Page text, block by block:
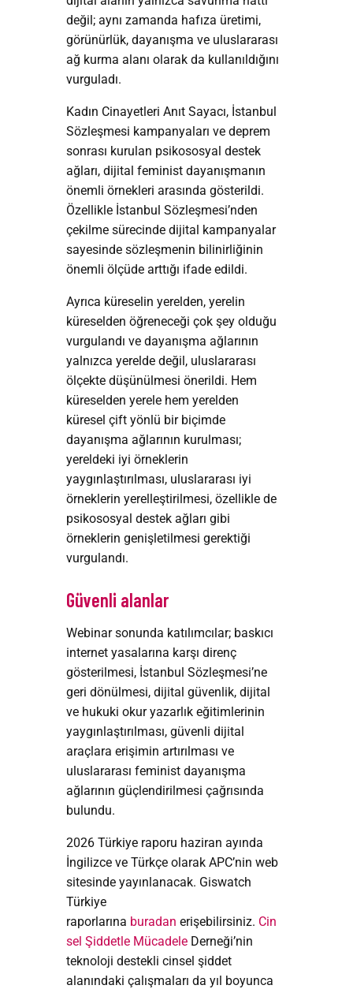
değil; aynı zamanda hafıza üretimi,
görünürlük, dayanışma ve uluslararası
ağ kurma alanı olarak da kullanıldığını
vurguladı.
Kadın Cinayetleri Anıt Sayacı, İstanbul
Sözleşmesi kampanyaları ve deprem
sonrası kurulan psikososyal destek
ağları, dijital feminist dayanışmanın
önemli örnekleri arasında gösterildi.
Özellikle İstanbul Sözleşmesi’nden
çekilme sürecinde dijital kampanyalar
sayesinde sözleşmenin bilinirliğinin
önemli ölçüde arttığı ifade edildi.
Ayrıca küreselin yerelden, yerelin
küreselden öğreneceği çok şey olduğu
vurgulandı ve dayanışma ağlarının
yalnızca yerelde değil, uluslararası
ölçekte düşünülmesi önerildi. Hem
küreselden yerele hem yerelden
küresel çift yönlü bir biçimde
dayanışma ağlarının kurulması;
yereldeki iyi örneklerin
yaygınlaştırılması, uluslararası iyi
örneklerin yerelleştirilmesi, özellikle de
psikososyal destek ağları gibi
örneklerin genişletilmesi gerektiği
vurgulandı.
Güvenli alanlar
Webinar sonunda katılımcılar; baskıcı
internet yasalarına karşı direnç
gösterilmesi, İstanbul Sözleşmesi’ne
geri dönülmesi, dijital güvenlik, dijital
ve hukuki okur yazarlık eğitimlerinin
yaygınlaştırılması, güvenli dijital
araçlara erişimin artırılması ve
uluslararası feminist dayanışma
ağlarının güçlendirilmesi çağrısında
bulundu.
2026 Türkiye raporu haziran ayında
İngilizce ve Türkçe olarak APC’nin web
sitesinde yayınlanacak. Giswatch
Türkiye
raporlarına buradan erişebilirsiniz. Cin
sel Şiddetle Mücadele Derneği’nin
teknoloji destekli cinsel şiddet
alanındaki çalışmaları da yıl boyunca